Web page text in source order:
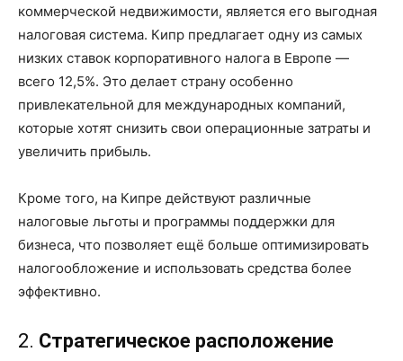
коммерческой недвижимости, является его выгодная
налоговая система. Кипр предлагает одну из самых
низких ставок корпоративного налога в Европе —
всего 12,5%. Это делает страну особенно
привлекательной для международных компаний,
которые хотят снизить свои операционные затраты и
увеличить прибыль.
Кроме того, на Кипре действуют различные
налоговые льготы и программы поддержки для
бизнеса, что позволяет ещё больше оптимизировать
налогообложение и использовать средства более
эффективно.
2. Стратегическое расположение